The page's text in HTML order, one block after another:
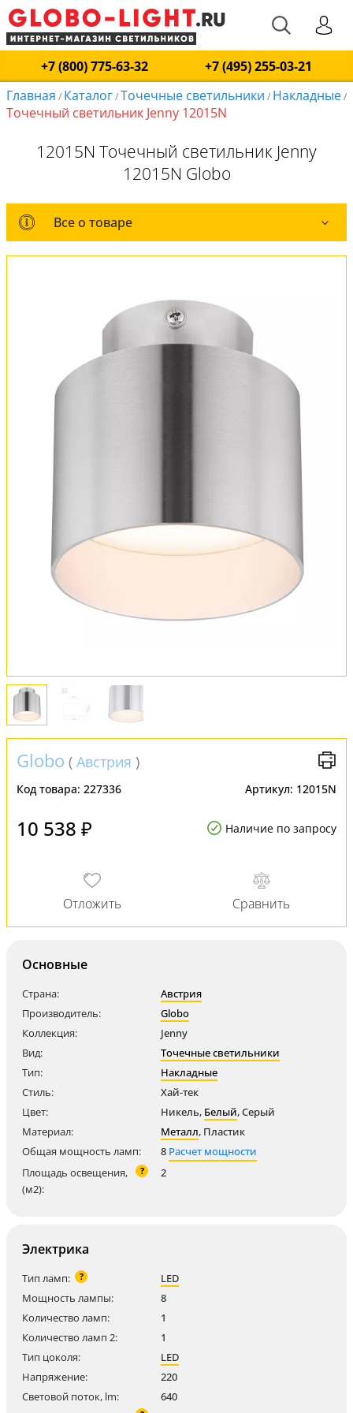
+7 (800) 775-63-32
+7 (495) 255-03-21
Главная / Каталог/Точечные светильники / Накладные/
Точечный светильник Jenny 12015N
12015N Точечный светильник Jenny
12015N Globo
Все о товаре
Все о товаре
Комплект лампочек
Вся коллекция
Оплата и доставка
Обмен и возврат
Globo ( Австрия )
Код товара: 227336 Артикул: 12015N
10 538 ₽ Наличие по запросу
Основные
Страна:
Австрия
Производитель:
Globo
Коллекция:
Jenny
Вид:
Точечные светильники
Тип:
Накладные
Стиль:
Хай-тек
Цвет:
Никель, Белый,Серый
Материал:
Металл, Пластик
Общая мощность ламп:
8 Расчет мощности
Площадь освещения,
(м2):
? 2
Электрика
Тип ламп: ?
LED
Мощность лампы:
8
Количество ламп:
1
Количество ламп 2:
1
Тип цоколя:
LED
Напряжение:
220
Световой поток, lm:
640